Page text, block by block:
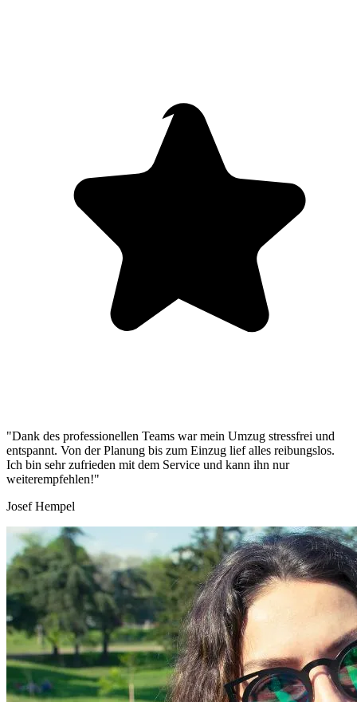
"Dank des professionellen Teams war mein Umzug stressfrei und
entspannt. Von der Planung bis zum Einzug lief alles reibungslos.
Ich bin sehr zufrieden mit dem Service und kann ihn nur
weiterempfehlen!"
Josef Hempel